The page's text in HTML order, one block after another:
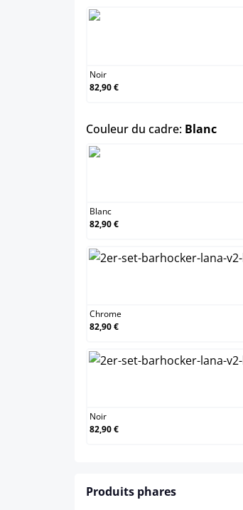
Noir
82,90 €
Couleur du cadre: Blancselect
Blanc
82,90 €
Chrome
82,90 €
Noir
82,90 €
Produits phares